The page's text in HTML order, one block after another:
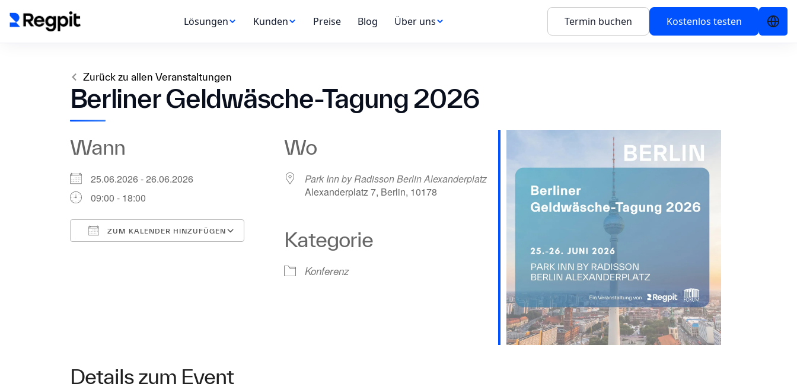
Lösungen Kunden Preise Blog Über uns Termin buchen Kostenlos testen
Zurück zu allen Veranstaltungen
Berliner Geldwäsche-Tagung 2026
Wann
25.06.2026 - 26.06.2026
09:00 - 18:00
ZUM KALENDER HINZUFÜGEN
Wo
Park Inn by Radisson Berlin Alexanderplatz
Alexanderplatz 7, Berlin, 10178
Kategorie
Konferenz
Details zum Event